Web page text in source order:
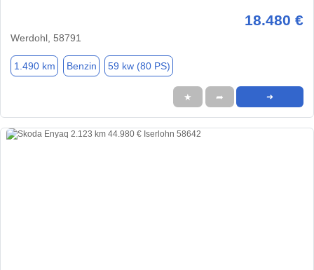
18.480 €
Werdohl, 58791
1.490 km Benzin 59 kw (80 PS)
★ ➦ ➜